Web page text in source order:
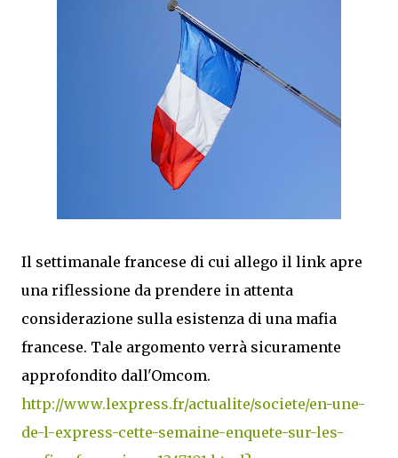
Il settimanale francese di cui allego il link apre
una riflessione da prendere in attenta
considerazione sulla esistenza di una mafia
francese. Tale argomento verrà sicuramente
approfondito dall'Omcom.
http://www.lexpress.fr/actualite/societe/en-une-
de-l-express-cette-semaine-enquete-sur-les-